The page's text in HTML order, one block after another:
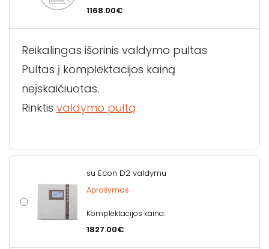
1168.00€
Reikalingas išorinis valdymo pultas
Pultas į komplektacijos kainą
neįskaičiuotas.
Rinktis valdymo pultą
su Econ D2 valdymu
Aprašymas
Komplektacijos kaina:
1827.00€